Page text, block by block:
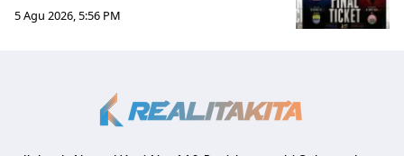
5 Agu 2026, 5:56 PM